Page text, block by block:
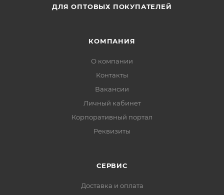
ДЛЯ ОПТОВЫХ ПОКУПАТЕЛЕЙ
КОМПАНИЯ
О компании
Контакты
Вакансии
Личный кабинет
Корпоративный портал
Реквизиты
СЕРВИС
Доставка и оплата